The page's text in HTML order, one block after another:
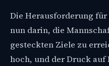
Die Herausforderung
nun darin, die
gesteckten Ziele zu
hoch, und der Druck